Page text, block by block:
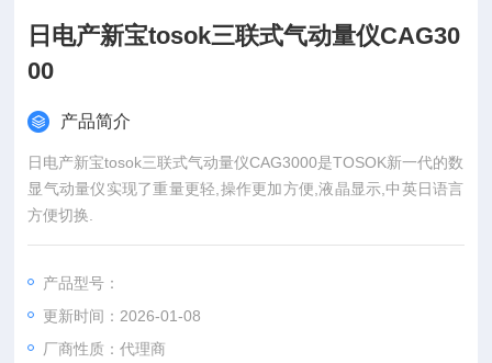
日电产新宝tosok三联式气动量仪CAG30
00
产品简介
日电产新宝tosok三联式气动量仪CAG3000是TOSOK新一代的数
显气动量仪实现了重量更轻,操作更加方便,液晶显示,中英日语言
方便切换.
产品型号：
更新时间：2026-01-08
厂商性质：代理商